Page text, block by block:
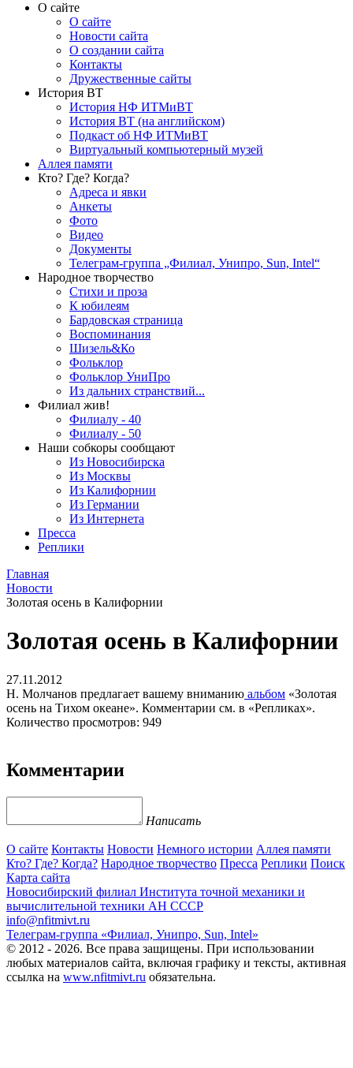
О сайте
О сайте
Новости сайта
О создании сайта
Контакты
Дружественные сайты
История ВТ
История НФ ИТМиВТ
История ВТ (на английском)
Подкаст об НФ ИТМиВТ
Виртуальный компьютерный музей
Аллея памяти
Кто? Где? Когда?
Адреса и явки
Анкеты
Фото
Видео
Документы
Телеграм-группа „Филиал, Унипро, Sun, Intel“
Народное творчество
Стихи и проза
К юбилеям
Бардовская страница
Воспоминания
Шизель&Ко
Фольклор
Фольклор УниПро
Из дальних странствий...
Филиал жив!
Филиалу - 40
Филиалу - 50
Наши собкоры сообщают
Из Новосибирска
Из Москвы
Из Калифорнии
Из Германии
Из Интернета
Пресса
Реплики
Главная
Новости
Золотая осень в Калифорнии
Золотая осень в Калифорнии
27.11.2012
Н. Молчанов предлагает вашему вниманию альбом «Золотая
осень на Тихом океане». Комментарии см. в «Репликах».
Количество просмотров: 949
Комментарии
Написать
О сайте Контакты Новости Немного истории Аллея памяти
Кто? Где? Когда? Народное творчество Пресса Реплики Поиск
Карта сайта
Новосибирский филиал Института точной механики и
вычислительной техники АН СССР
info@nfitmivt.ru
Телеграм-группа «Филиал, Унипро, Sun, Intel»
© 2012 - 2026. Все права защищены. При использовании
любых материалов сайта, включая графику и тексты, активная
ссылка на www.nfitmivt.ru обязательна.